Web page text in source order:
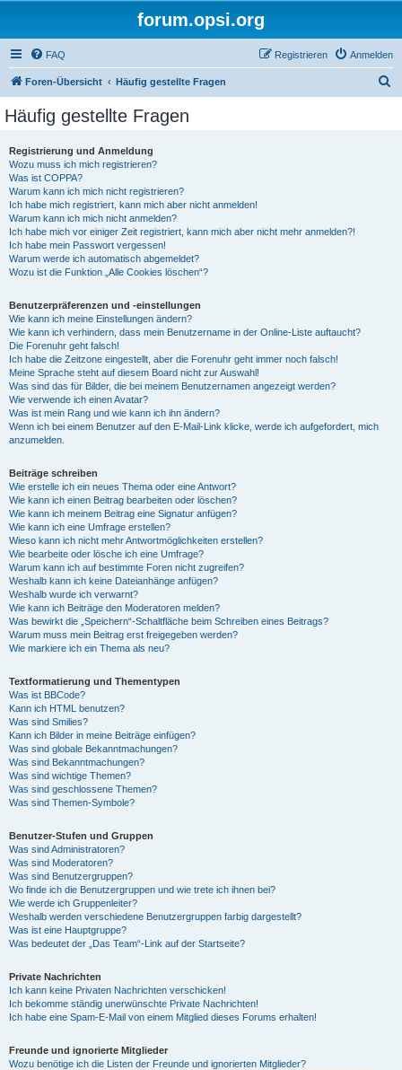
forum.opsi.org
FAQ Anmelden
Registrieren
Foren-Übersicht Häufig gestellte Fragen
Häufig gestellte Fragen
Registrierung und Anmeldung
Wozu muss ich mich registrieren?
Was ist COPPA?
Warum kann ich mich nicht registrieren?
Ich habe mich registriert, kann mich aber nicht anmelden!
Warum kann ich mich nicht anmelden?
Ich habe mich vor einiger Zeit registriert, kann mich aber nicht mehr anmelden?!
Ich habe mein Passwort vergessen!
Warum werde ich automatisch abgemeldet?
Wozu ist die Funktion „Alle Cookies löschen“?
Benutzerpräferenzen und -einstellungen
Wie kann ich meine Einstellungen ändern?
Wie kann ich verhindern, dass mein Benutzername in der Online-Liste auftaucht?
Die Forenuhr geht falsch!
Ich habe die Zeitzone eingestellt, aber die Forenuhr geht immer noch falsch!
Meine Sprache steht auf diesem Board nicht zur Auswahl!
Was sind das für Bilder, die bei meinem Benutzernamen angezeigt werden?
Wie verwende ich einen Avatar?
Was ist mein Rang und wie kann ich ihn ändern?
Wenn ich bei einem Benutzer auf den E-Mail-Link klicke, werde ich aufgefordert, mich
anzumelden.
Beiträge schreiben
Wie erstelle ich ein neues Thema oder eine Antwort?
Wie kann ich einen Beitrag bearbeiten oder löschen?
Wie kann ich meinem Beitrag eine Signatur anfügen?
Wie kann ich eine Umfrage erstellen?
Wieso kann ich nicht mehr Antwortmöglichkeiten erstellen?
Wie bearbeite oder lösche ich eine Umfrage?
Warum kann ich auf bestimmte Foren nicht zugreifen?
Weshalb kann ich keine Dateianhänge anfügen?
Weshalb wurde ich verwarnt?
Wie kann ich Beiträge den Moderatoren melden?
Was bewirkt die „Speichern“-Schaltfläche beim Schreiben eines Beitrags?
Warum muss mein Beitrag erst freigegeben werden?
Wie markiere ich ein Thema als neu?
Textformatierung und Thementypen
Was ist BBCode?
Kann ich HTML benutzen?
Was sind Smilies?
Kann ich Bilder in meine Beiträge einfügen?
Was sind globale Bekanntmachungen?
Was sind Bekanntmachungen?
Was sind wichtige Themen?
Was sind geschlossene Themen?
Was sind Themen-Symbole?
Benutzer-Stufen und Gruppen
Was sind Administratoren?
Was sind Moderatoren?
Was sind Benutzergruppen?
Wo finde ich die Benutzergruppen und wie trete ich ihnen bei?
Wie werde ich Gruppenleiter?
Weshalb werden verschiedene Benutzergruppen farbig dargestellt?
Was ist eine Hauptgruppe?
Was bedeutet der „Das Team“-Link auf der Startseite?
Private Nachrichten
Ich kann keine Privaten Nachrichten verschicken!
Ich bekomme ständig unerwünschte Private Nachrichten!
Ich habe eine Spam-E-Mail von einem Mitglied dieses Forums erhalten!
Freunde und ignorierte Mitglieder
Wozu benötige ich die Listen der Freunde und ignorierten Mitglieder?